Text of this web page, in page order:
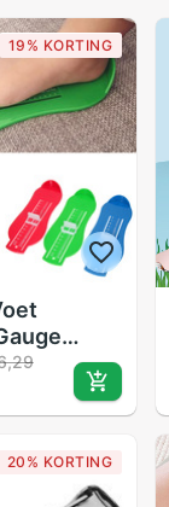
19% KORTING
Schoenen
Tool
Infant
20% KORTING